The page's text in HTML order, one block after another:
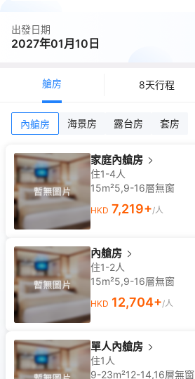
出發日期
2027年01月10日
艙房 8天行程
內艙房 海景房 露台房 套房
家庭內艙房
住1-4人
15m²5,9-16層無窗
HKD 7,219+/人
內艙房
住1-2人
15m²5,9-16層無窗
HKD 12,704+/人
單人內艙房
住1人
9-23m²12-14,16層無窗